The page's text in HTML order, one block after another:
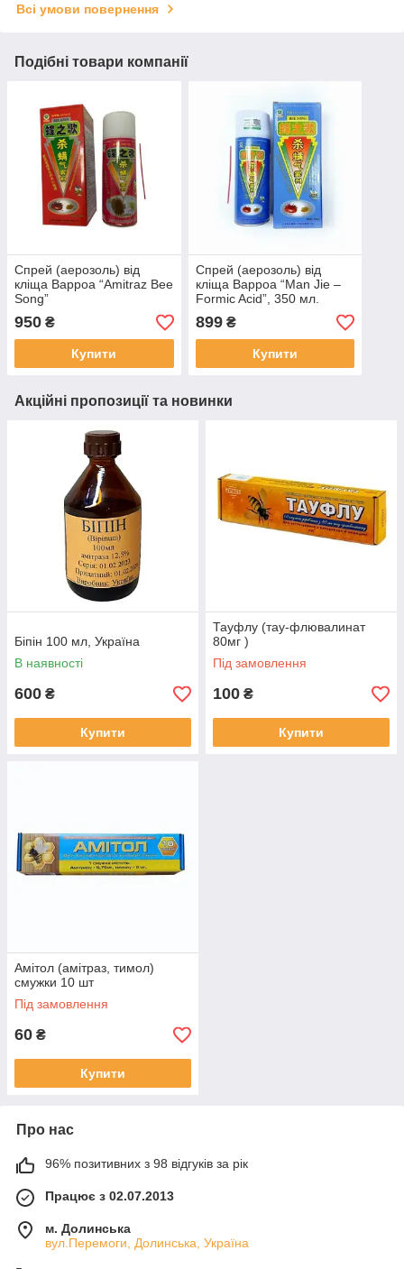
Всі умови повернення
Подібні товари компанії
Спрей (аерозоль) від
кліща Варроа “Amitraz Bee
Song”
950 ₴
Купити
Спрей (аерозоль) від
кліща Варроа “Man Jie –
Formic Acid”, 350 мл.
(мурашина кислота)
899₴
Купити
Акційні пропозиції та новинки
Біпін 100 мл, Україна
В наявності
600 ₴
Купити
Тауфлу (тау-флювалинат
80мг )
Під замовлення
100 ₴
Купити
Амітол (амітраз, тимол)
смужки 10 шт
Під замовлення
60 ₴
Купити
Про нас
96% позитивних з 98 відгуків за рік
Працює з 02.07.2013
м. Долинська
вул.Перемоги, Долинська, Україна